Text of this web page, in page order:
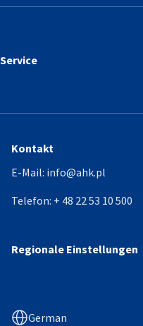
Service
Kontakt
E-Mail: info@ahk.pl
Telefon: + 48 22 53 10 500
Regionale Einstellungen
German